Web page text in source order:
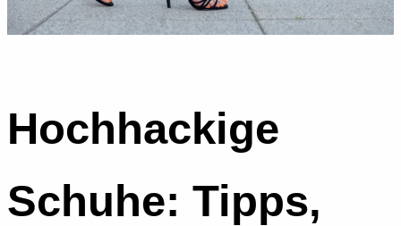
Hochhackige
Schuhe: Tipps,